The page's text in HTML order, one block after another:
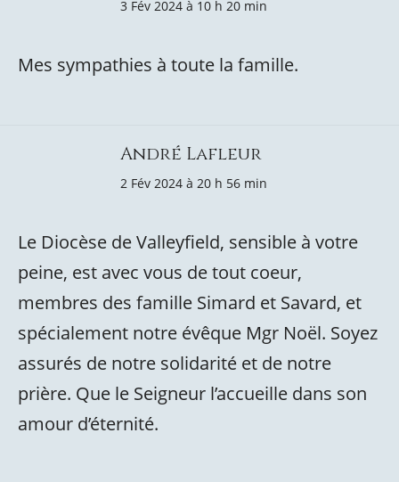
3 Fév 2024 à 10 h 20 min
Mes sympathies à toute la famille.
André Lafleur
2 Fév 2024 à 20 h 56 min
Le Diocèse de Valleyfield, sensible à votre
peine, est avec vous de tout coeur,
membres des famille Simard et Savard, et
spécialement notre évêque Mgr Noël. Soyez
assurés de notre solidarité et de notre
prière. Que le Seigneur l’accueille dans son
amour d’éternité.